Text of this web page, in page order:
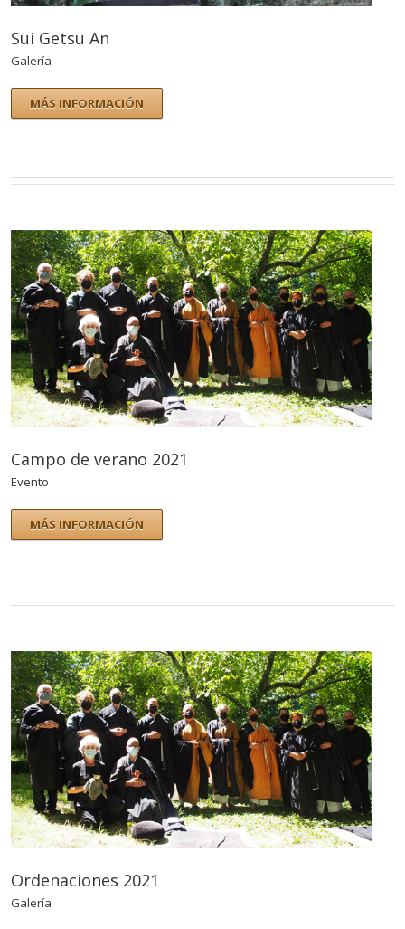
Sui Getsu An
Galería
MÁS INFORMACIÓN
Campo de verano 2021
Evento
MÁS INFORMACIÓN
Ordenaciones 2021
Galería